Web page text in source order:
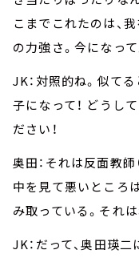
こまでこれたのは、
の力強さ。今になって
JK：対照的ね。似て
子になって！ どうし
ださい！
奥田：それは反面教師
中を見て悪いところ
み取っている。それ
JK：だって、奥田瑛